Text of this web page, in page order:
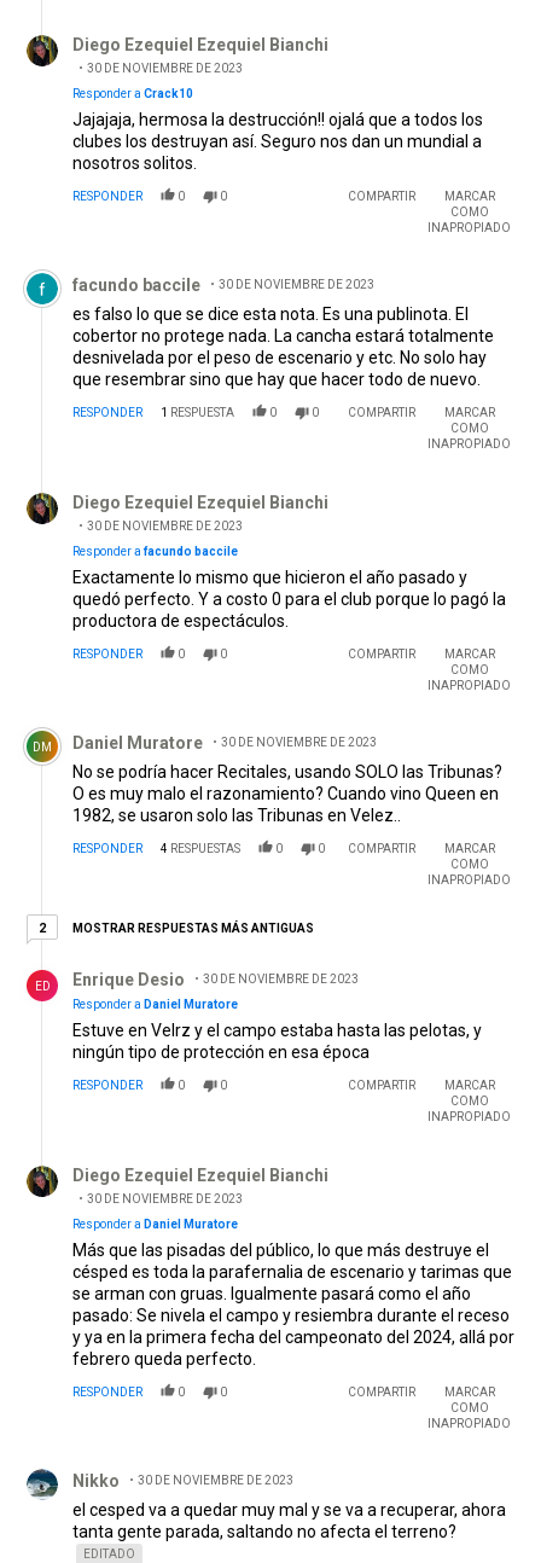
Diego Ezequiel Ezequiel Bianchi
30 DE NOVIEMBRE DE 2023
Responder a Crack10
Jajajaja, hermosa la destrucción!! ojalá que a todos los
clubes los destruyan así. Seguro nos dan un mundial a
nosotros solitos.
RESPONDER 0 0 COMPARTIR
MARCAR
COMO
INAPROPIADO
Comentario de facundo baccile.
facundo baccile 30 DE NOVIEMBRE DE 2023
es falso lo que se dice esta nota. Es una publinota. El
cobertor no protege nada. La cancha estará totalmente
desnivelada por el peso de escenario y etc. No solo hay
que resembrar sino que hay que hacer todo de nuevo.
RESPONDER 1 RESPUESTA 0 0 COMPARTIR
MARCAR
COMO
INAPROPIADO
Diego Ezequiel Ezequiel Bianchi
30 DE NOVIEMBRE DE 2023
Responder a facundo baccile
Exactamente lo mismo que hicieron el año pasado y
quedó perfecto. Y a costo 0 para el club porque lo pagó la
productora de espectáculos.
RESPONDER 0 0 COMPARTIR
MARCAR
COMO
INAPROPIADO
Comentario de Daniel Muratore.
DM Daniel Muratore 30 DE NOVIEMBRE DE 2023
No se podría hacer Recitales, usando SOLO las Tribunas?
O es muy malo el razonamiento? Cuando vino Queen en
1982, se usaron solo las Tribunas en Velez..
RESPONDER 4 RESPUESTAS 0 0 COMPARTIR
MARCAR
COMO
INAPROPIADO
22 respuestas más antiguas
MOSTRAR RESPUESTAS MÁS ANTIGUAS
ED Enrique Desio
30 DE NOVIEMBRE DE 2023
Responder a Daniel Muratore
Estuve en Velrz y el campo estaba hasta las pelotas, y
ningún tipo de protección en esa época
RESPONDER 0 0 COMPARTIR
MARCAR
COMO
INAPROPIADO
Diego Ezequiel Ezequiel Bianchi
30 DE NOVIEMBRE DE 2023
Responder a Daniel Muratore
Más que las pisadas del público, lo que más destruye el
césped es toda la parafernalia de escenario y tarimas que
se arman con gruas. Igualmente pasará como el año
pasado: Se nivela el campo y resiembra durante el receso
y ya en la primera fecha del campeonato del 2024, allá por
febrero queda perfecto.
RESPONDER 0 0 COMPARTIR
MARCAR
COMO
INAPROPIADO
Nikko 30 DE NOVIEMBRE DE 2023
el cesped va a quedar muy mal y se va a recuperar, ahora
tanta gente parada, saltando no afecta el terreno?
EDITADO